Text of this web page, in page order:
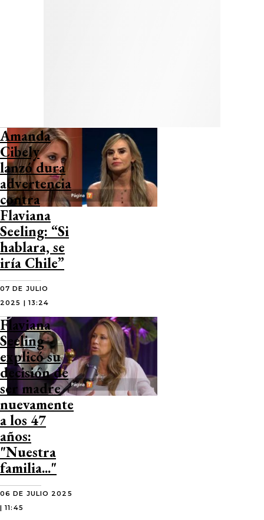
Amanda
Cibely
lanzó dura
advertencia
contra
Flaviana
Seeling: “Si
hablara, se
iría Chile”
07 DE JULIO
2025 | 13:24
Flaviana
Seeling
explicó su
decisión de
ser madre
nuevamente
a los 47
años:
"Nuestra
familia..."
06 DE JULIO 2025
| 11:45